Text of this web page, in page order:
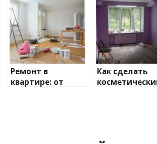
Ремонт в
квартире: от
Как сделать